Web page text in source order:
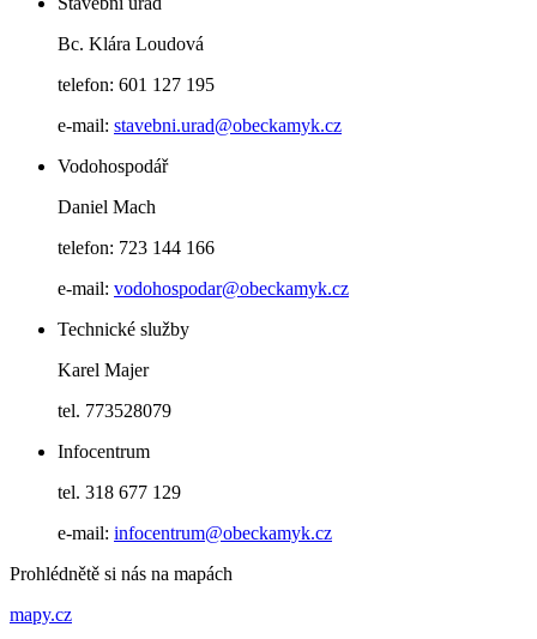
Bc. Klára Loudová
telefon: 601 127 195
e-mail: stavebni.urad@obeckamyk.cz
Vodohospodář
Daniel Mach
telefon: 723 144 166
e-mail: vodohospodar@obeckamyk.cz
Technické služby
Karel Majer
tel. 773528079
Infocentrum
tel. 318 677 129
e-mail: infocentrum@obeckamyk.cz
Prohlédnětě si nás na mapách
mapy.cz